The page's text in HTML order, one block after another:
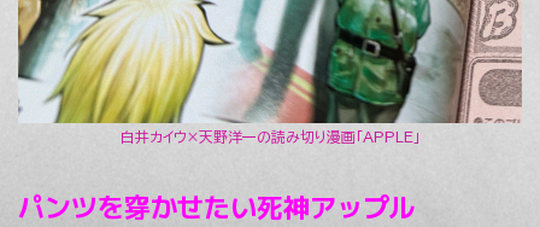
白井カイウ×天野洋一の読み切り漫画「APPLE」
パンツを穿かせたい死神アップル